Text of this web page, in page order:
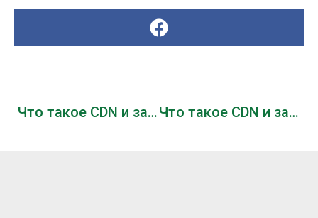
Что такое CDN и зачем он требуется Что такое CDN и зачем он нужен